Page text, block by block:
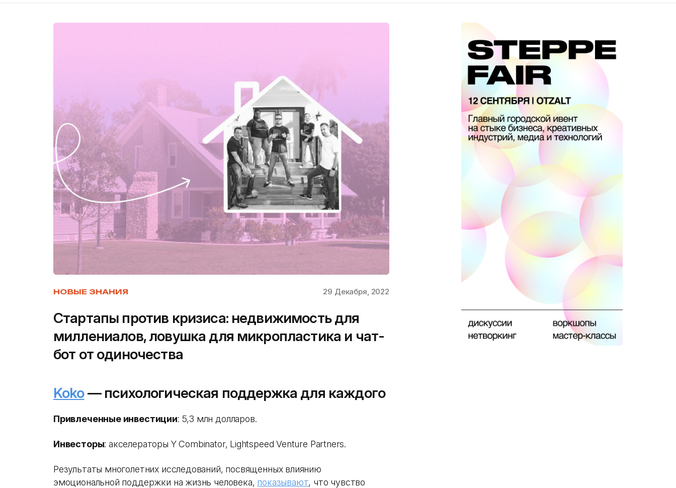
НОВЫЕ ЗНАНИЯ 29 Декабря, 2022
Стартапы против кризиса: недвижимость для
миллениалов, ловушка для микропластика и чат-
бот от одиночества
Koko— психологическая поддержка для каждого
Привлеченные инвестиции: 5,3 млн долларов.
Инвесторы: акселераторы Y Combinator, Lightspeed Venture Partners.
Результаты многолетних исследований, посвященных влиянию
эмоциональной поддержки на жизнь человека, показывают, что чувство